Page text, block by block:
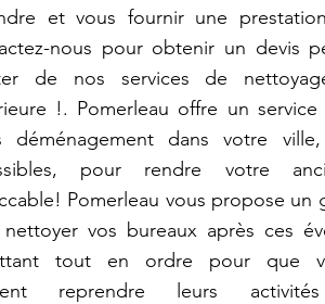
et vous fournir une
nous pour obtenir un devis
de nos services de
!. Pomerleau offre un
déménagement dans votre
pour rendre votre
Pomerleau vous propose un
vos bureaux après ces
tout en ordre pour que
reprendre leurs